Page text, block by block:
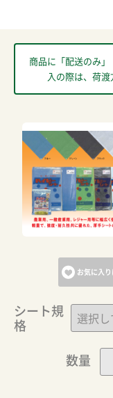
商品に「配送のみ
入の際は、荷
お気に入
シート規
格
数量
カ